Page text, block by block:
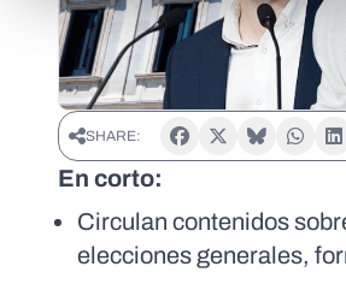
SHARE:
En corto:
Circulan contenidos
elecciones generales,